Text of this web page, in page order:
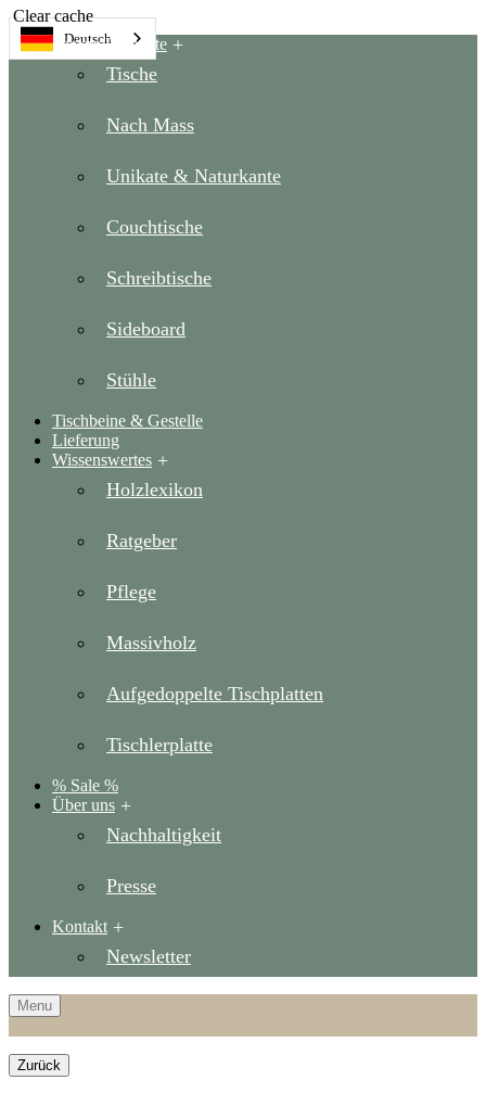
Deutsch
Unsere Produkte
Tische
Nach Mass
Unikate & Naturkante
Couchtische
Schreibtische
Sideboard
Stühle
Tischbeine & Gestelle
Lieferung
Wissenswertes
Holzlexikon
Ratgeber
Pflege
Massivholz
Aufgedoppelte Tischplatten
Tischlerplatte
% Sale %
Über uns
Nachhaltigkeit
Presse
Kontakt
Newsletter
Menu
Zurück
Clear cache